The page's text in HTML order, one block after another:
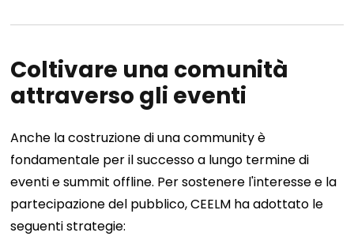
Coltivare una comunità
attraverso gli eventi
Anche la costruzione di una community è
fondamentale per il successo a lungo termine di
eventi e summit offline. Per sostenere l'interesse e la
partecipazione del pubblico, CEELM ha adottato le
seguenti strategie: